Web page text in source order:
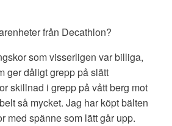
från Decathlon?
som visserligen var billiga,
ger dåligt grepp på slätt
skillnad i grepp på vått berg mot
så mycket. Jag har köpt bälten
med spänne som lätt går upp.